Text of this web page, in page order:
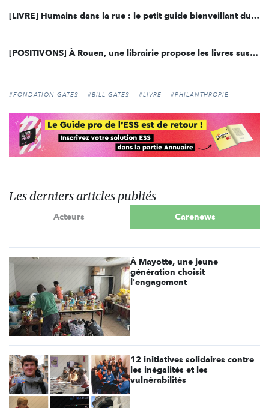
[LIVRE] Humains dans la rue : le petit guide bienveillant du collectif Entourage
[POSITIVONS] À Rouen, une librairie propose les livres suspendus
#FONDATION GATES #BILL GATES #LIVRE #PHILANTHROPIE
Les derniers articles publiés
Acteurs Carenews
À Mayotte, une jeune
génération choisit
l'engagement
12 initiatives solidaires contre
les inégalités et les
vulnérabilités